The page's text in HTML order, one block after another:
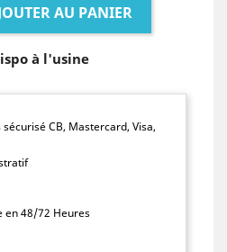
AU PANIER
à l'usine
CB, Mastercard, Visa,
en 48/72 Heures